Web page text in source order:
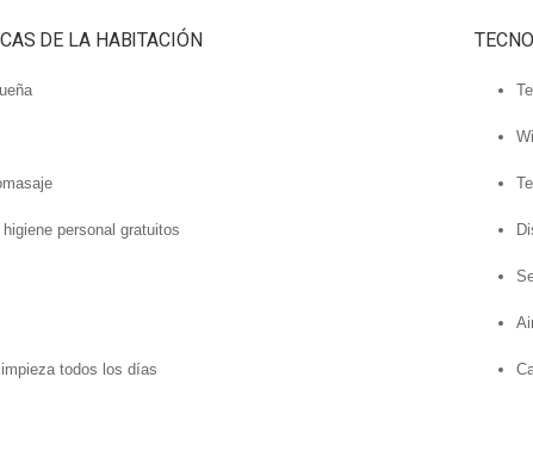
DE LA HABITACIÓN
personal gratuitos
todos los días